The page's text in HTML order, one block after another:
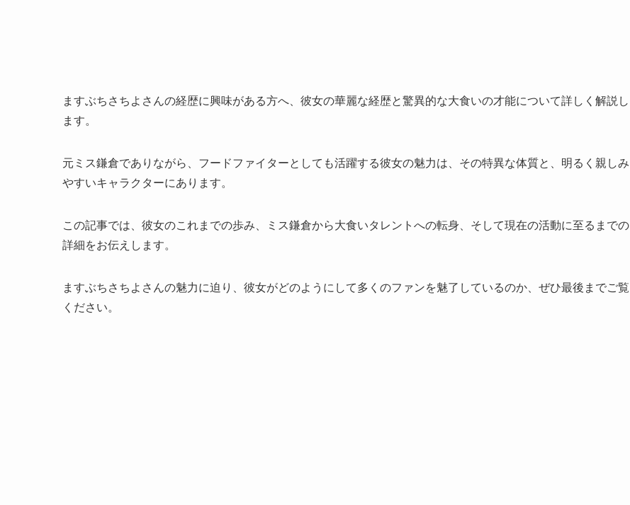
ますぶちさちよさんの経歴に興味がある方へ、彼女の華麗な経歴と驚異的な大食いの才能について詳しく解説し
ます。
元ミス鎌倉でありながら、フードファイターとしても活躍する彼女の魅力は、その特異な体質と、明るく親しみ
やすいキャラクターにあります。
この記事では、彼女のこれまでの歩み、ミス鎌倉から大食いタレントへの転身、そして現在の活動に至るまでの
詳細をお伝えします。
ますぶちさちよさんの魅力に迫り、彼女がどのようにして多くのファンを魅了しているのか、ぜひ最後までご覧
ください。